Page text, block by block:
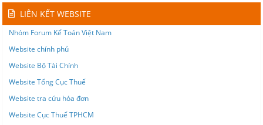
LIÊN KẾT WEBSITE
Nhóm Forum Kế Toán Việt Nam
Website chính phủ
Website Bộ Tài Chính
Website Tổng Cục Thuế
Website tra cứu hóa đơn
Website Cục Thuế TPHCM